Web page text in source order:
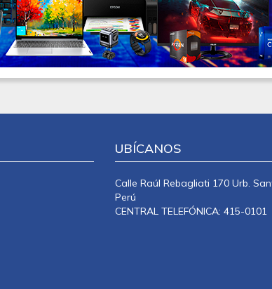
UBÍCANOS
Calle Raúl Rebagliati 170 Urb.
Perú
CENTRAL TELEFÓNICA: 415-0101